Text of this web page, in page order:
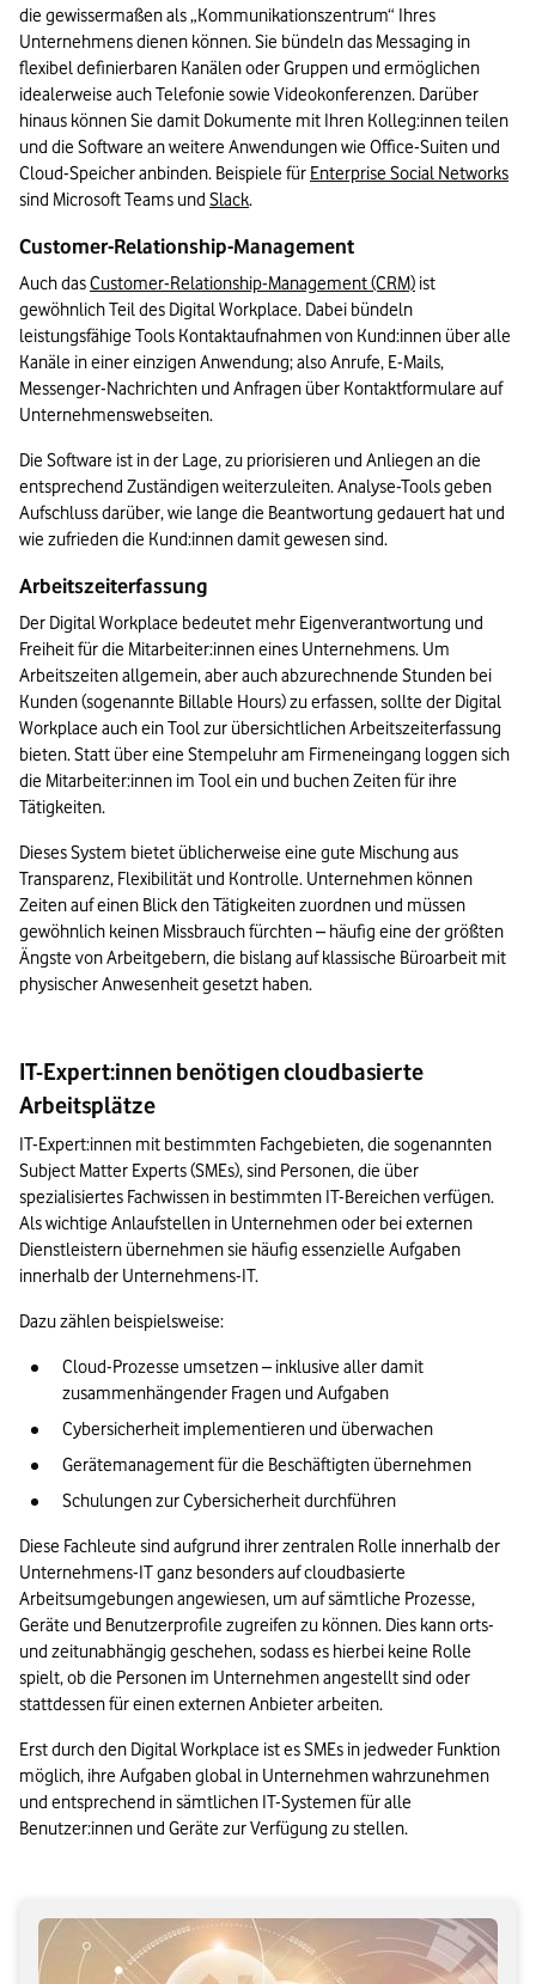
die gewissermaßen als „Kommunikationszentrum“ Ihres
Unternehmens dienen können. Sie bündeln das Messaging in
flexibel definierbaren Kanälen oder Gruppen und ermöglichen
idealerweise auch Telefonie sowie Videokonferenzen. Darüber
hinaus können Sie damit Dokumente mit Ihren Kolleg:innen teilen
und die Software an weitere Anwendungen wie Office-Suiten und
Cloud-Speicher anbinden. Beispiele für Enterprise Social Networks
sind Microsoft Teams und Slack.
Customer-Relationship-Management
Auch das Customer-Relationship-Management (CRM) ist
gewöhnlich Teil des Digital Workplace. Dabei bündeln
leistungsfähige Tools Kontaktaufnahmen von Kund:innen über alle
Kanäle in einer einzigen Anwendung; also Anrufe, E-Mails,
Messenger-Nachrichten und Anfragen über Kontaktformulare auf
Unternehmenswebseiten.
Die Software ist in der Lage, zu priorisieren und Anliegen an die
entsprechend Zuständigen weiterzuleiten. Analyse-Tools geben
Aufschluss darüber, wie lange die Beantwortung gedauert hat und
wie zufrieden die Kund:innen damit gewesen sind.
Arbeitszeiterfassung
Der Digital Workplace bedeutet mehr Eigenverantwortung und
Freiheit für die Mitarbeiter:innen eines Unternehmens. Um
Arbeitszeiten allgemein, aber auch abzurechnende Stunden bei
Kunden (sogenannte Billable Hours) zu erfassen, sollte der Digital
Workplace auch ein Tool zur übersichtlichen Arbeitszeiterfassung
bieten. Statt über eine Stempeluhr am Firmeneingang loggen sich
die Mitarbeiter:innen im Tool ein und buchen Zeiten für ihre
Tätigkeiten.
Dieses System bietet üblicherweise eine gute Mischung aus
Transparenz, Flexibilität und Kontrolle. Unternehmen können
Zeiten auf einen Blick den Tätigkeiten zuordnen und müssen
gewöhnlich keinen Missbrauch fürchten – häufig eine der größten
Ängste von Arbeitgebern, die bislang auf klassische Büroarbeit mit
physischer Anwesenheit gesetzt haben.
IT-Expert:innen benötigen cloudbasierte
Arbeitsplätze
IT-Expert:innen mit bestimmten Fachgebieten, die sogenannten
Subject Matter Experts (SMEs), sind Personen, die über
spezialisiertes Fachwissen in bestimmten IT-Bereichen verfügen.
Als wichtige Anlaufstellen in Unternehmen oder bei externen
Dienstleistern übernehmen sie häufig essenzielle Aufgaben
innerhalb der Unternehmens-IT.
Dazu zählen beispielsweise:
Cloud-Prozesse umsetzen – inklusive aller damit
zusammenhängender Fragen und Aufgaben
Cybersicherheit implementieren und überwachen
Gerätemanagement für die Beschäftigten übernehmen
Schulungen zur Cybersicherheit durchführen
Diese Fachleute sind aufgrund ihrer zentralen Rolle innerhalb der
Unternehmens-IT ganz besonders auf cloudbasierte
Arbeitsumgebungen angewiesen, um auf sämtliche Prozesse,
Geräte und Benutzerprofile zugreifen zu können. Dies kann orts-
und zeitunabhängig geschehen, sodass es hierbei keine Rolle
spielt, ob die Personen im Unternehmen angestellt sind oder
stattdessen für einen externen Anbieter arbeiten.
Erst durch den Digital Workplace ist es SMEs in jedweder Funktion
möglich, ihre Aufgaben global in Unternehmen wahrzunehmen
und entsprechend in sämtlichen IT-Systemen für alle
Benutzer:innen und Geräte zur Verfügung zu stellen.